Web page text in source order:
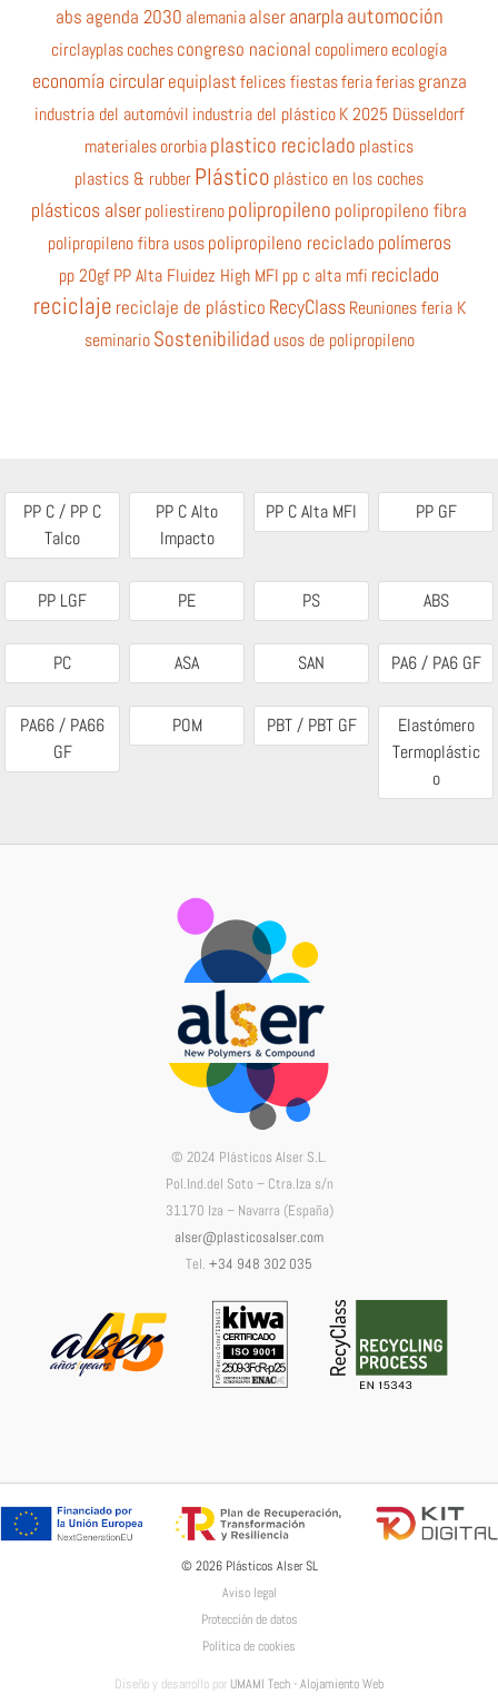
abs agenda 2030 alemania alser anarpla automoción
circlayplascochescongreso nacional copolimeroecología
economía circular equiplastfelices fiestasferiaferias granza
industria del automóvil industria del plástico K 2025 Düsseldorf
materialesororbiaplastico reciclado plastics
plastics & rubberPlástico plástico en los coches
plásticos alserpoliestirenopolipropileno polipropileno fibra
polipropileno fibra usos polipropileno reciclado polímeros
pp 20gfPP Alta Fluidez High MFI pp c alta mfi reciclado
reciclaje reciclaje de plástico RecyClass Reuniones feria K
seminario Sostenibilidad usos de polipropileno
PP C / PP C
Talco
PP C Alto
Impacto
PP C Alta MFI PP GF
PP LGF PE PS ABS
PC ASA SAN PA6 / PA6 GF
PA66 / PA66
GF
POM PBT / PBT GF
Elastómero
Termoplástic
o
© 2024 Plásticos Alser S.L.
Pol.Ind.del Soto – Ctra.Iza s/n
31170 Iza – Navarra (España)
alser@plasticosalser.com
Tel. +34 948 302 035
© 2026 Plásticos Alser SL
Aviso legal
Protección de datos
Política de cookies
Diseño y desarrollo por UMAMI Tech - Alojamiento Web